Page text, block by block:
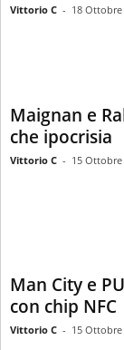
Vittorio C - 18 Ottobre
Maignan e
che ipocrisia
Vittorio C - 15 Ottobre
Man City e
con chip NFC
Vittorio C - 15 Ottobre